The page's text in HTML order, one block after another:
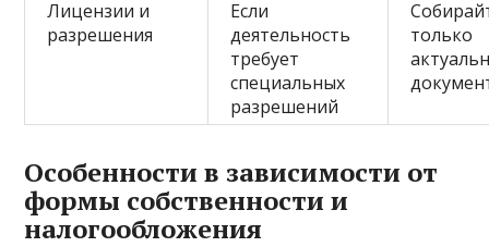
Лицензии и
разрешения
Если
деятельность
требует
специальных
разрешений
только
Особенности в зависимости от
формы собственности и
налогообложения